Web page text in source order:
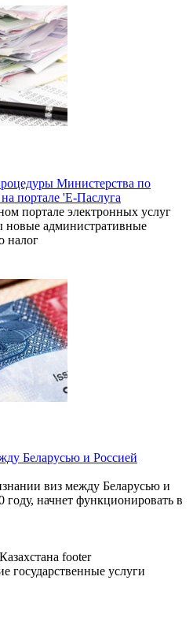
Министерства по
портале 'Е-Паслуга
портале электронных услуг
новые административные
налог
Беларусью и Россией
виз между Беларусью и
году, начнет функционировать в
государственные услуги